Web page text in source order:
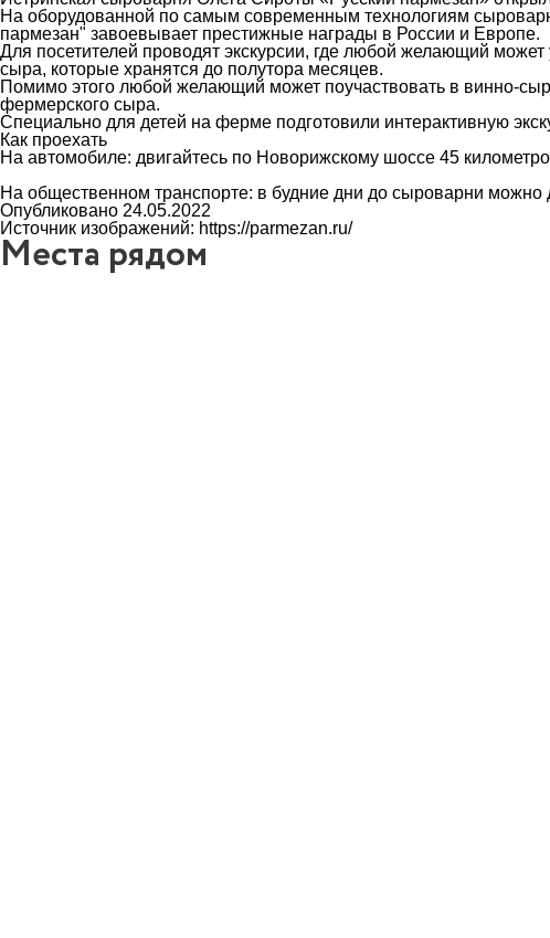
На оборудованной по самым современным технологиям
пармезан" завоевывает престижные награды в России и Европе.
Для посетителей проводят экскурсии, где любой желающий
сыра, которые хранятся до полутора месяцев.
Помимо этого любой желающий может поучаствовать в винно-
фермерского сыра.
Специально для детей на ферме подготовили интерактивную
Как проехать
На автомобиле: двигайтесь по Новорижскому шоссе 45
На общественном транспорте: в будние дни до сыроварни можно
Опубликовано 24.05.2022
Источник изображений: https://parmezan.ru/
Места рядом